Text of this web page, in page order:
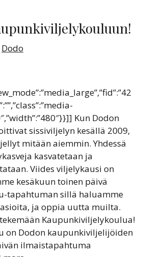
Dodo
Kun Dodon
sissiviljelyn kesällä 2009,
mitään aiemmin. Yhdessä
kasvatetaan ja
Viides viljelykausi on
kesäkuun toinen päivä
tapahtuman sillä haluamme
ja oppia uutta muilta.
Kaupunkiviljelykoulua!
on Dodon kaupunkiviljelijöiden
ilmaistapahtuma